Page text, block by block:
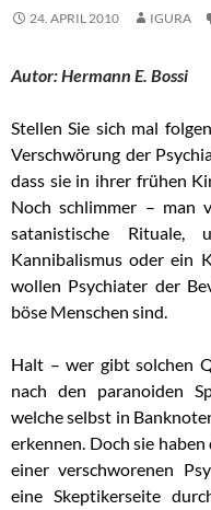
24. APRIL 2010 IGURA
Autor: Hermann E. Bossi
Stellen Sie sich mal
Verschwörung der
dass sie in ihrer frühen
Noch schlimmer – man
satanistische
Kannibalismus oder ein
wollen Psychiater der
böse Menschen sind.
Halt – wer gibt solchen
nach den paranoiden
welche selbst in
erkennen. Doch sie
einer verschworenen
eine Skeptikerseite